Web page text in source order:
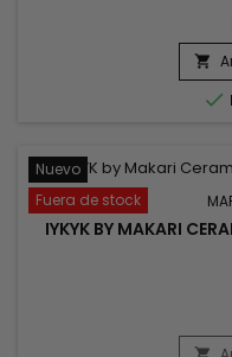


Nuevo
Fuera de stock
IYKYK BY MAKARI